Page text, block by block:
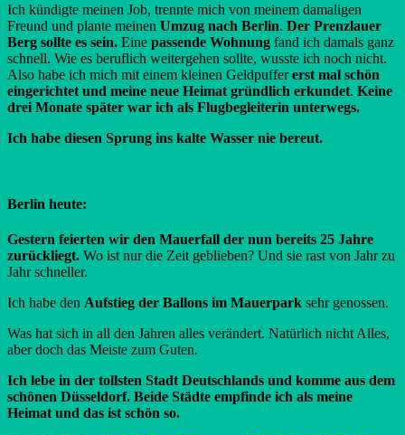
Ich kündigte meinen Job, trennte mich von meinem damaligen
Freund und plante meinen Umzug nach Berlin. Der Prenzlauer
Berg sollte es sein. Eine passende Wohnung fand ich damals ganz
schnell. Wie es beruflich weitergehen sollte, wusste ich noch nicht.
Also habe ich mich mit einem kleinen Geldpuffererst mal schön
eingerichtet und meine neue Heimat gründlich erkundet. Keine
drei Monate später war ich als Flugbegleiterin unterwegs.
Ich habe diesen Sprung ins kalte Wasser nie bereut.
Berlin heute:
Gestern feierten wir den Mauerfall der nun bereits 25 Jahre
zurückliegt. Wo ist nur die Zeit geblieben? Und sie rast von Jahr zu
Jahr schneller.
Ich habe den Aufstieg der Ballons im Mauerpark sehr genossen.
Was hat sich in all den Jahren alles verändert. Natürlich nicht Alles,
aber doch das Meiste zum Guten.
Ich lebe in der tollsten Stadt Deutschlands und komme aus dem
schönen Düsseldorf. Beide Städte empfinde ich als meine
Heimat und das ist schön so.